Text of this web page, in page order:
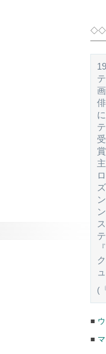
◇◇
(
■
■